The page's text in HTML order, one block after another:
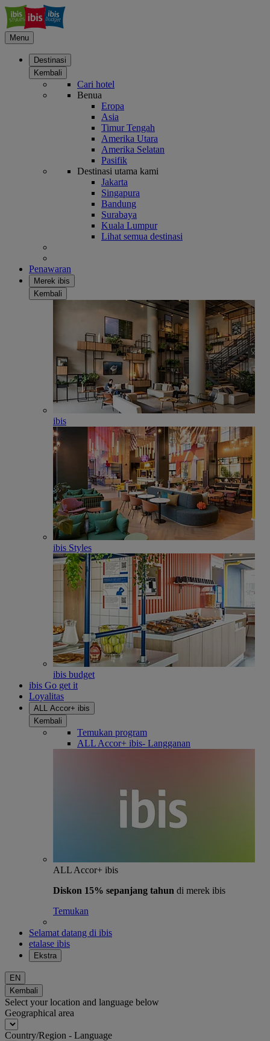
Menu
Destinasi
Kembali
Cari hotel
Benua
Eropa
Asia
Timur Tengah
Amerika Utara
Amerika Selatan
Pasifik
Destinasi utama kami
Jakarta
Singapura
Bandung
Surabaya
Kuala Lumpur
Lihat semua destinasi
Penawaran
Merek ibis
Kembali
ibis
ibis Styles
ibis budget
ibis Go get it
Loyalitas
ALL Accor+ ibis
Kembali
Temukan program
ALL Accor+ ibis- Langganan
ALL Accor+ ibis
Diskon 15% sepanjang tahun di merek ibis
Temukan
Selamat datang di ibis
etalase ibis
Ekstra
EN
Kembali
Select your location and language below
Geographical area
Country/Region - Language